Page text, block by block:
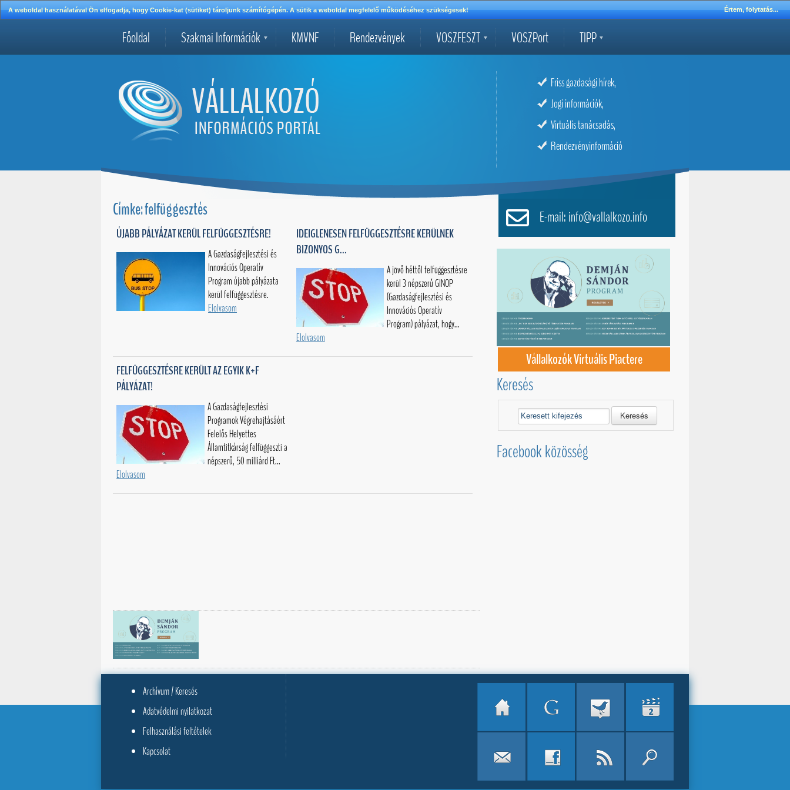
A weboldal használatával Ön elfogadja, hogy Cookie-kat (sütiket) tároljunk számítógépén. A sütik a weboldal megfelelő működéséhez szükségesek! Értem, folytatás...
Főoldal Szakmai Információk KMVNF Rendezvények VOSZFESZT VOSZPort TIPP
Friss gazdasági hírek,
Jogi információk,
Virtuális tanácsadás,
Rendezvényinformáció
Címke: felfüggesztés
ÚJABB PÁLYÁZAT KERÜL FELFÜGGESZTÉSRE!
A Gazdaságfejlesztési és
Innovációs Operatív
Program újabb pályázata
kerül felfüggesztésre.
Elolvasom
IDEIGLENESEN FELFÜGGESZTÉSRE KERÜLNEK
BIZONYOS G...
A jövő héttől felfüggesztésre
kerül 3 népszerű GINOP
(Gazdaságfejlesztési és
Innovációs Operatív
Program) pályázat, hogy...
Elolvasom
FELFÜGGESZTÉSRE KERÜLT AZ EGYIK K+F
PÁLYÁZAT!
A Gazdaságfejlesztési
Programok Végrehajtásáért
Felelős Helyettes
Államtitkárság felfüggeszti a
népszerű, 50 milliárd Ft...
Elolvasom
E-mail: info@vallalkozo.info
Vállalkozók Virtuális Piactere
Keresés
Keresés
Facebook közösség
Archívum / Keresés
Adatvédelmi nyilatkozat
Felhasználási feltételek
Kapcsolat